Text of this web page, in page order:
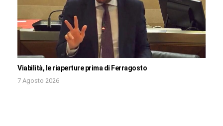
Viabilità, le riaperture prima di Ferragosto
7 Agosto 2026